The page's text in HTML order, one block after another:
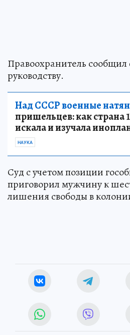
Правоохранитель сообщил
руководству.
Над СССР военные
пришельцев: как страна
искала и изучала
НАУКА
Суд с учетом позиции
приговорил мужчину к
лишения свободы в